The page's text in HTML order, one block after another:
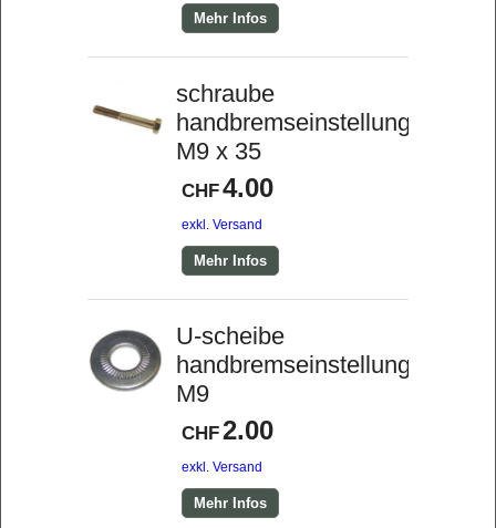
Mehr Infos
schraube
handbremseinstellung
M9 x 35
CHF4.00
exkl. Versand
Mehr Infos
U-scheibe
handbremseinstellung
M9
CHF2.00
exkl. Versand
Mehr Infos